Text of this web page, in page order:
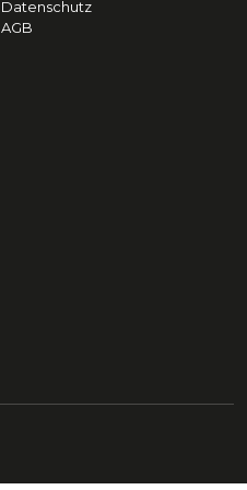
Datenschutz
AGB